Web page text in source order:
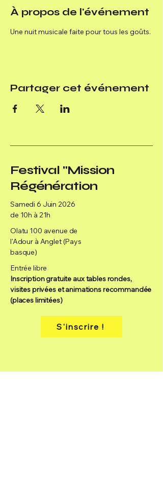
À propos de l'événement
Une nuit musicale faite pour tous les goûts.
Partager cet événement
Festival "Mission
Régénération
Samedi 6 Juin 2026
de 10h à 21h
Olatu 100 avenue de
l'Adour à Anglet (Pays
basque)
Entrée libre
Inscription gratuite aux tables rondes,
visites privées et animations recommandée
(places limitées)
S'inscrire !